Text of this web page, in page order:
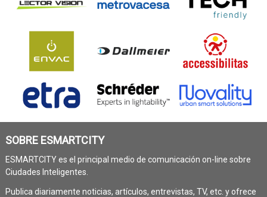
SOBRE ESMARTCITY
ESMARTCITY es el principal medio de comunicación on-line sobre
Ciudades Inteligentes.
Publica diariamente noticias, artículos, entrevistas, TV, etc. y ofrece